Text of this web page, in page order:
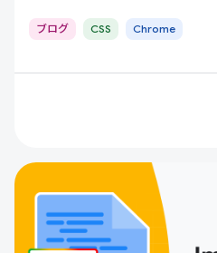
ブログ CSS Chrome